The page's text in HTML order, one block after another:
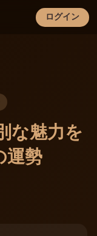
ログイン
×
な魅力を
運勢